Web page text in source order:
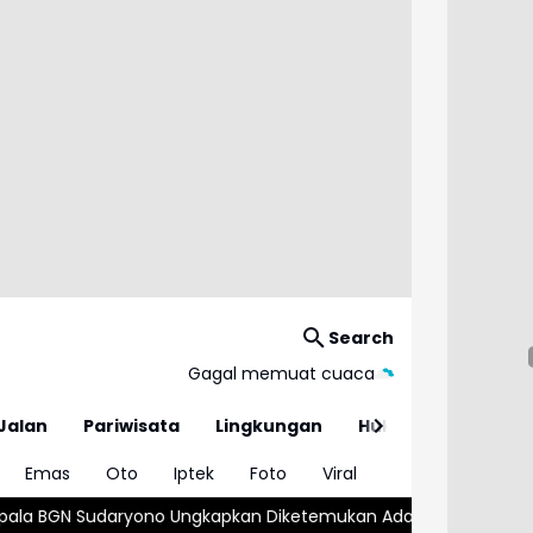
Search
Gagal memuat cuaca
Pariwisata Lingkungan
Hukum
Emas
Oto Iptek Foto
Viral
Diketemukan Ada 6 Juta Data Ganda Siswa Penerima